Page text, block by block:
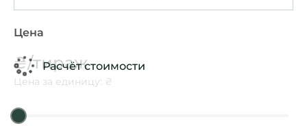
Цена
Расчёт стоимости
₴/тираж
Цена за единицу: ₴